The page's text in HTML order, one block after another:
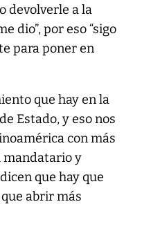
devolverle a la
dio”, por eso “sigo
para poner en
que hay en la
Estado, y eso nos
con más
mandatario y
que hay que
abrir más